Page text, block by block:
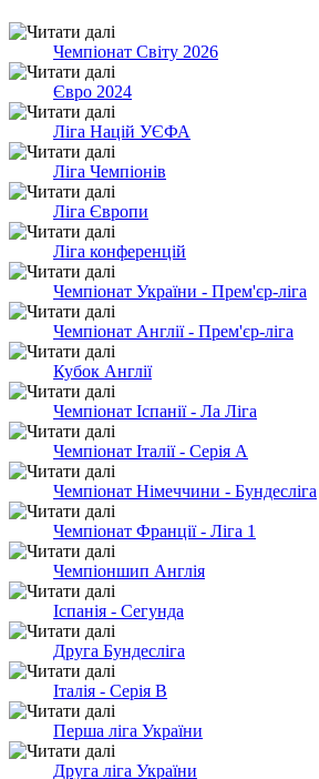
Чемпіонат Світу 2026
Євро 2024
Ліга Націй УЄФА
Ліга Чемпіонів
Ліга Європи
Ліга конференцій
Чемпіонат України - Прем'єр-ліга
Чемпіонат Англії - Прем'єр-ліга
Кубок Англії
Чемпiонат Іспанії - Ла Ліга
Чемпіонат Італії - Серія А
Чемпіонат Німеччини - Бундесліга
Чемпіонат Франції - Ліга 1
Чемпіоншип Англія
Іспанія - Сегунда
Друга Бундесліга
Італія - Серія В
Перша ліга України
Друга ліга України